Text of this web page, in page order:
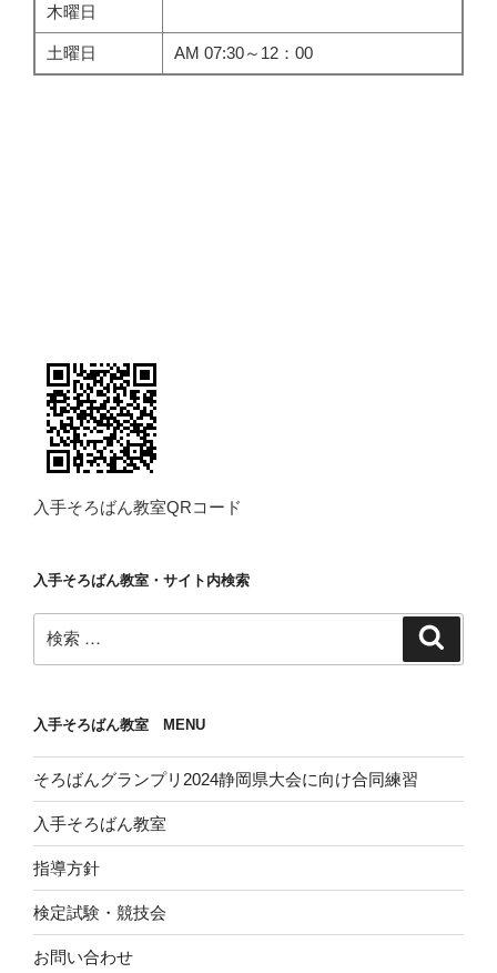
木曜日
土曜日 AM 07:30～12：00
入手そろばん教室QRコード
入手そろばん教室・サイト内検索
索:
入手そろばん教室 MENU
そろばんグランプリ2024静岡県大会に向け合同練習
入手そろばん教室
指導方針
検定試験・競技会
お問い合わせ